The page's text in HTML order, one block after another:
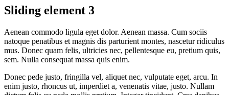
Sliding element 3
Aenean commodo ligula eget dolor. Aenean massa. Cum sociis
natoque penatibus et magnis dis parturient montes, nascetur ridiculus
mus. Donec quam felis, ultricies nec, pellentesque eu, pretium quis,
sem. Nulla consequat massa quis enim.
Donec pede justo, fringilla vel, aliquet nec, vulputate eget, arcu. In
enim justo, rhoncus ut, imperdiet a, venenatis vitae, justo. Nullam